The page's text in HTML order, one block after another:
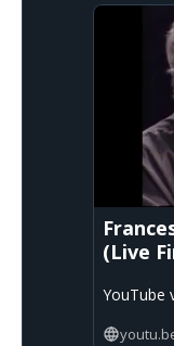
(Live
YouTube